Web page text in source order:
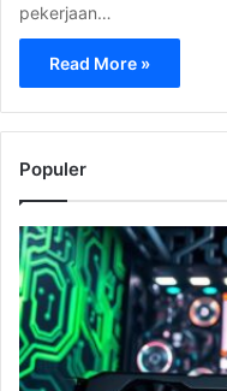
pekerjaan…
Read More »
Populer